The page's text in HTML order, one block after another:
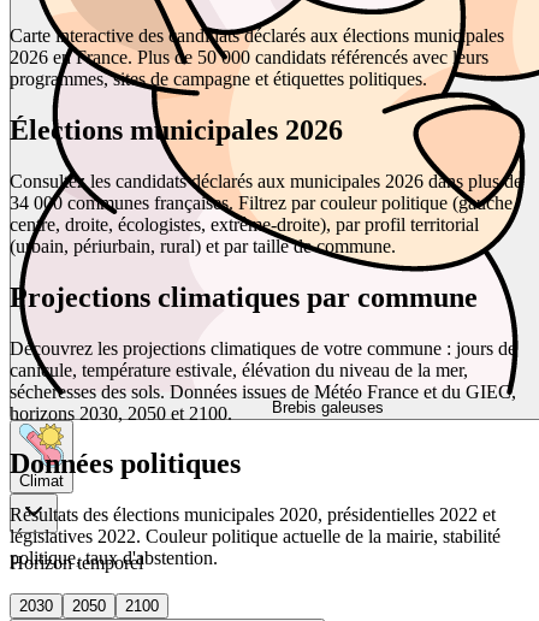
Brebis galeuses
Climat
Horizon temporel
2030 2050
2100
Carte interactive des candidats déclarés aux élections municipales
2026 en France. Plus de 50 000 candidats référencés avec leurs
programmes, sites de campagne et étiquettes politiques.
Élections municipales 2026
Consultez les candidats déclarés aux municipales 2026 dans plus de
34 000 communes françaises. Filtrez par couleur politique (gauche,
centre, droite, écologistes, extrême-droite), par profil territorial
(urbain, périurbain, rural) et par taille de commune.
Projections climatiques par commune
Découvrez les projections climatiques de votre commune : jours de
canicule, température estivale, élévation du niveau de la mer,
sécheresses des sols. Données issues de Météo France et du GIEC,
horizons 2030, 2050 et 2100.
Données politiques
Résultats des élections municipales 2020, présidentielles 2022 et
législatives 2022. Couleur politique actuelle de la mairie, stabilité
politique, taux d'abstention.